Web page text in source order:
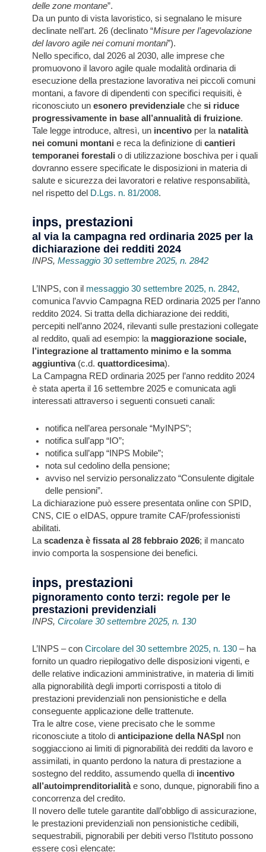
delle zone montane”.
Da un punto di vista lavoristico, si segnalano le misure
declinate nell’art. 26 (declinato “Misure per l’agevolazione
del lavoro agile nei comuni montani”).
Nello specifico, dal 2026 al 2030, alle imprese che
promuovono il lavoro agile quale modalità ordinaria di
esecuzione della prestazione lavorativa nei piccoli comuni
montani, a favore di dipendenti con specifici requisiti, è
riconosciuto un esonero previdenzialeche si riduce
progressivamente in base all’annualità di fruizione.
Tale legge introduce, altresì, un incentivoper la natalità
nei comuni montani e reca la definizione di cantieri
temporanei forestali o di utilizzazione boschiva per i quali
dovranno essere specificate le disposizioni in materia di
salute e sicurezza dei lavoratori e relative responsabilità,
nel rispetto del D.Lgs. n. 81/2008.
inps, prestazioni
al via la campagna red ordinaria 2025 per la
dichiarazione dei redditi 2024
INPS, Messaggio 30 settembre 2025, n. 2842
L’INPS, con il messaggio 30 settembre 2025, n. 2842,
comunica l’avvio Campagna RED ordinaria 2025 per l’anno
reddito 2024. Si tratta della dichiarazione dei redditi,
percepiti nell’anno 2024, rilevanti sulle prestazioni collegate
al reddito, quali ad esempio: la maggiorazione sociale,
l’integrazione al trattamento minimo e la somma
aggiuntiva(c.d. quattordicesima).
La Campagna RED ordinaria 2025 per l’anno reddito 2024
è stata aperta il 16 settembre 2025 e comunicata agli
interessati attraverso i seguenti consueti canali:
notifica nell’area personale “MyINPS”;
notifica sull’app “IO”;
notifica sull’app “INPS Mobile”;
nota sul cedolino della pensione;
avviso nel servizio personalizzato “Consulente digitale
delle pensioni”.
La dichiarazione può essere presentata online con SPID,
CNS, CIE o eIDAS, oppure tramite CAF/professionisti
abilitati.
Lascadenza è fissata al 28 febbraio 2026; il mancato
invio comporta la sospensione dei benefici.
inps, prestazioni
pignoramento conto terzi: regole per le
prestazioni previdenziali
INPS, Circolare 30 settembre 2025, n. 130
L’INPS – con Circolare del 30 settembre 2025, n. 130– ha
fornito un quadro riepilogativo delle disposizioni vigenti, e
delle relative indicazioni amministrative, in materia di limiti
alla pignorabilità degli importi corrisposti a titolo di
prestazioni previdenziali non pensionistiche e della
conseguente applicazione delle trattenute.
Tra le altre cose, viene precisato che le somme
riconosciute a titolo di anticipazione della NASpI non
soggiacciono ai limiti di pignorabilità dei redditi da lavoro e
assimilati, in quanto perdono la natura di prestazione a
sostegno del reddito, assumendo quella di incentivo
all’autoimprenditorialitàe sono, dunque, pignorabili fino a
concorrenza del credito.
Il novero delle tutele garantite dall’obbligo di assicurazione,
le prestazioni previdenziali non pensionistiche cedibili,
sequestrabili, pignorabili per debiti verso l’Istituto possono
essere così elencate: